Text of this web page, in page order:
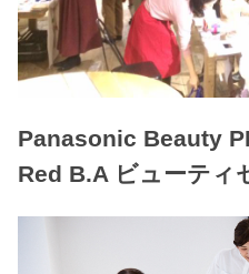
Panasonic Beauty
Red B.A ビューティ